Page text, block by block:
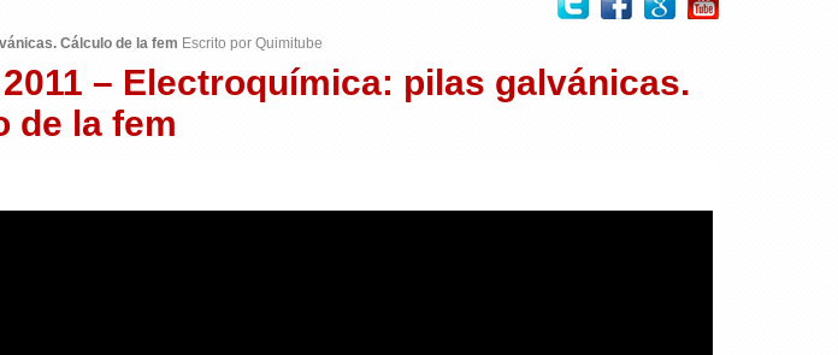
Cálculo de la fem Escrito por Quimitube
– Electroquímica: pilas galvánicas.
de la fem